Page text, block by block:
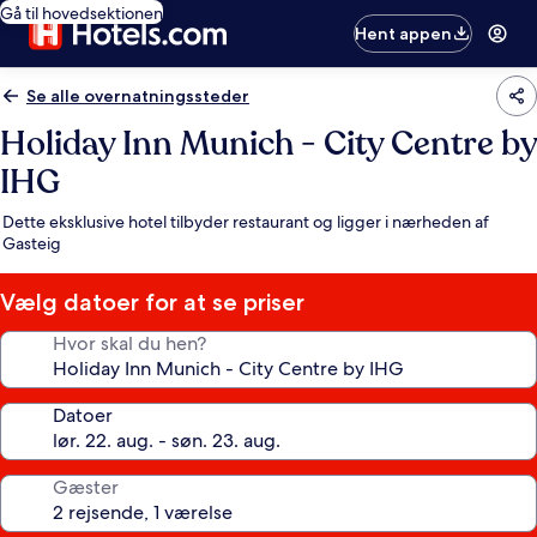
Gå til hovedsektionen
Hent appen
Se alle overnatningssteder
Holiday Inn Munich - City Centre by
IHG
Dette eksklusive hotel tilbyder restaurant og ligger i nærheden af
Gasteig
Vælg datoer for at se priser
Hvor skal du hen?
Datoer
Gæster